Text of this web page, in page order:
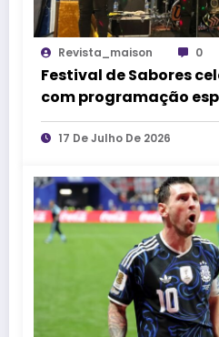
Revista_maison 0
Festival de Sabores
com programação
atrações gratuitas em
17 De Julho De 2026